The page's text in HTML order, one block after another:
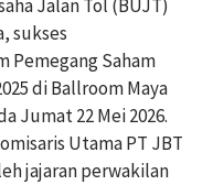
Jalan Tol (BUJT)
sukses
Pemegang Saham
di Ballroom Maya
Jumat 22 Mei 2026.
Utama PT JBT
jajaran perwakilan